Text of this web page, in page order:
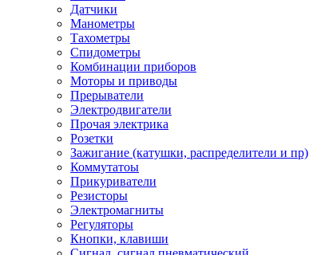
Датчики
Манометры
Тахометры
Спидометры
Комбинации приборов
Моторы и приводы
Прерыватели
Электродвигатели
Прочая электрика
Розетки
Зажигание (катушки, распределители и пр)
Коммутатоы
Прикуриватели
Резисторы
Электромагниты
Регуляторы
Кнопки, клавиши